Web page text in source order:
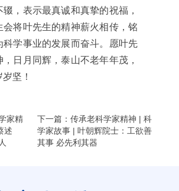
，表示最真诚和真挚的祝福，
会将叶先生的精神薪火相传，铭
科学事业的发展而奋斗。愿叶先
日月同辉，泰山不老年年茂，
坚！
家精
述
下一篇：传承老科学家精神 | 科
学家故事 | 叶朝辉院士：工欲善
其事 必先利其器